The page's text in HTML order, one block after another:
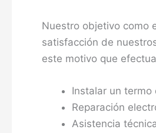
Nuestro objetivo como
satisfacción de
este motivo que
Instalar un termo
Reparación
Asistencia